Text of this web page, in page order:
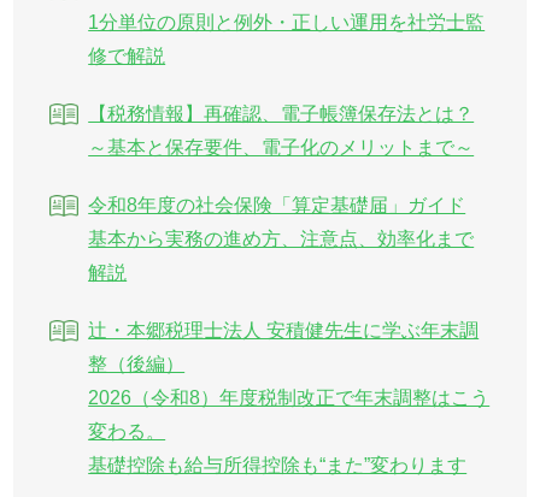
1分単位の原則と例外・正しい運用を社労士監
修で解説
【税務情報】再確認、電子帳簿保存法とは？
～基本と保存要件、電子化のメリットまで～
令和8年度の社会保険「算定基礎届」ガイド
基本から実務の進め方、注意点、効率化まで
解説
辻・本郷税理士法人 安積健先生に学ぶ年末調
整（後編）
2026（令和8）年度税制改正で年末調整はこう
変わる。
基礎控除も給与所得控除も“また”変わります